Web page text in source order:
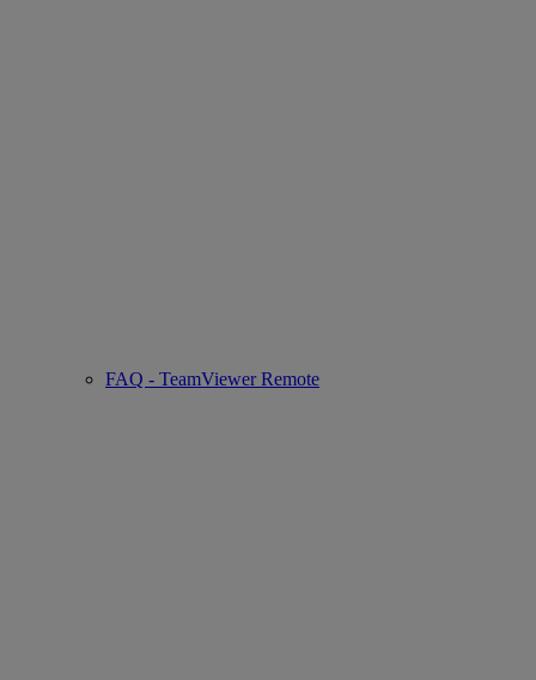
FAQ - TeamViewer Remote